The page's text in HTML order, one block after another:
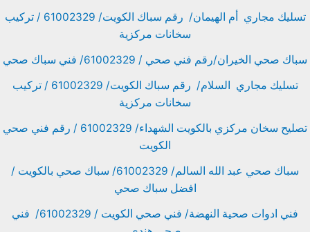
تسليك مجاري أم الهيمان/ رقم سباك الكويت/ 61002329 / تركيب
سخانات مركزية
سباك صحي الخيران/رقم فني صحي / 61002329/ فني سباك صحي
تسليك مجاري السلام/ رقم سباك الكويت/ 61002329 / تركيب
سخانات مركزية
تصليح سخان مركزي بالكويت الشهداء/ 61002329 / رقم فني صحي
الكويت
سباك صحي عبد الله السالم/ 61002329/ سباك صحي بالكويت /
افضل سباك صحي
فني ادوات صحية النهضة/ فني صحي الكويت / 61002329/ فني